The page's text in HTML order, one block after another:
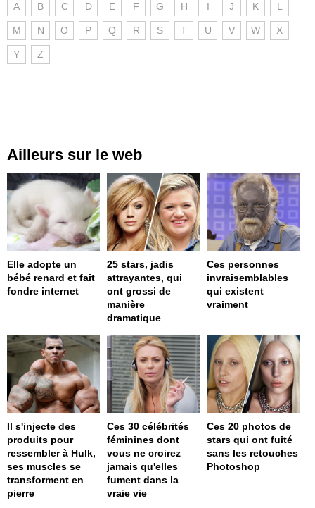
A B C D E F G H I J K L
M N O P Q R S T U V W X
Y Z
Ailleurs sur le web
Elle adopte un
bébé renard et fait
fondre internet
25 stars, jadis
attrayantes, qui
ont grossi de
manière
dramatique
Ces personnes
invraisemblables
qui existent
vraiment
Il s'injecte des
produits pour
ressembler à Hulk,
ses muscles se
transforment en
pierre
Ces 30 célébrités
féminines dont
vous ne croirez
jamais qu'elles
fument dans la
vraie vie
Ces 20 photos de
stars qui ont fuité
sans les retouches
Photoshop